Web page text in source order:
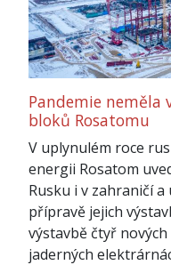
Pandemie neměla
bloků Rosatomu
V uplynulém roce
energii Rosatom
Rusku i v zahraničí
přípravě jejich
výstavbě čtyř
jaderných